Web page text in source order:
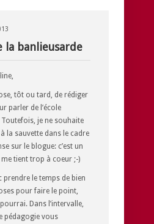
la banlieusarde
tôt ou tard, de rédiger
parler de l’école
je ne souhaite
la sauvette dans le cadre
sur le blogue: c’est un
tient trop à coeur ;-)
prendre le temps de bien
pour faire le point,
Dans l’intervalle,
pédagogie vous